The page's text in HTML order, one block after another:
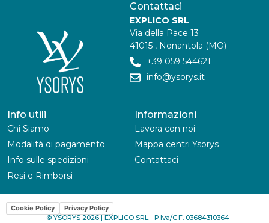
Contattaci
EXPLICO SRL
Via della Pace 13
41015 , Nonantola (MO)
+39 059 544621
info@ysorys.it
Info utili
Chi Siamo
Modalità di pagamento
Info sulle spedizioni
Resi e Rimborsi
Informazioni
Lavora con noi
Mappa centri Ysorys
Contattaci
Cookie Policy
Privacy Policy
© YSORYS 2026 | EXPLICO SRL - P.Iva/C.F. 03684310364